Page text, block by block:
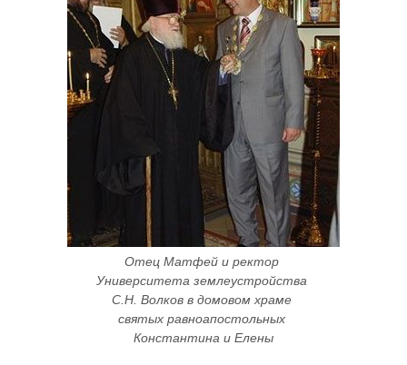
Отец Матфей и ректор
Университета землеустройства
С.Н. Волков в домовом храме
святых равноапостольных
Константина и Елены